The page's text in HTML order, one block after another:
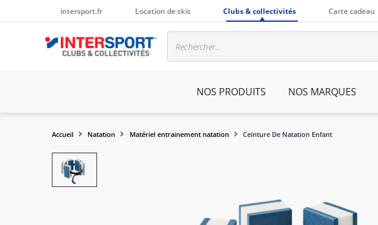
intersport.fr Location de skis Clubs & collectivités Carte cadeau
NOS PRODUITS NOS MARQUES
Accueil Natation Matériel entrainement natation Ceinture De Natation Enfant